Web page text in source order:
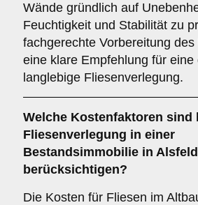
Wände gründlich auf
Feuchtigkeit und Stabilität zu
fachgerechte Vorbereitung
eine klare Empfehlung für eine
langlebige Fliesenverlegung.
Welche Kostenfaktoren sind
Fliesenverlegung in einer
Bestandsimmobilie in
berücksichtigen?
Die Kosten für Fliesen im